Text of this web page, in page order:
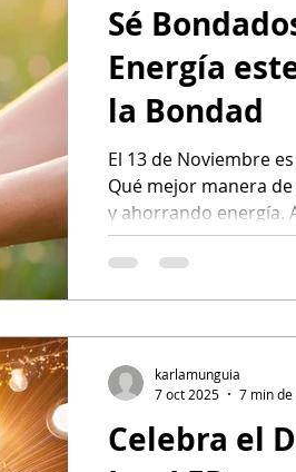
Sé
Energía
la Bondad
El 13 de Noviembre
Qué mejor manera
y ahorrando energía.
bondadoso y ahorra
Celebra el
karlamunguia
7 oct 2025
7 min